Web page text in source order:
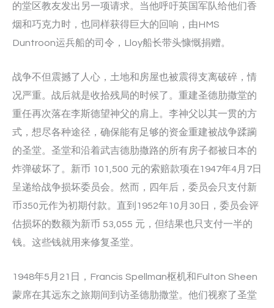
的堂区教友发出另一项请求。当他呼吁英国军队给他们香
烟和巧克力时，也同样获得巨大的回响，由HMS
Duntroon运兵船的司令，Lloy船长带头慷慨捐赠。
战争不但震撼了人心，土地和房屋也被震得支离破碎，情
况严重。战后就是收拾残局的时候了。重建圣德肋撒堂的
重任再次落在李斯德望神父的肩上。李神父以其一贯的方
式，想尽各种途径，确保能有足够的资金重建被战争蹂躏
的圣堂。圣堂和沿着武吉德肋撒路的所有房子都被日本的
炸弹破坏了。新币 101,500 元的索赔款项在1947年4月7日
呈递给战争损坏委员会。然而，四年后，委员会只支付新
币350元作为初期付款。直到1952年10月30日，委员会评
估损坏的数额为新币 53,055 元，但结果也只支付一半的
钱。这些钱就用来修复圣堂。
1948年5月21日，Francis Spellman枢机和Fulton Sheen
蒙席在其远东之旅期间到访圣德肋撒堂。他们视察了圣堂